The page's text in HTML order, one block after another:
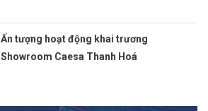
Ấn tượng hoạt động khai trương
Showroom Caesa Thanh Hoá